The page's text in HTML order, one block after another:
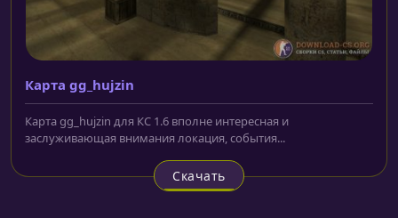
Карта gg_hujzin
Карта gg_hujzin для КС 1.6 вполне интересная и
заслуживающая внимания локация, события...
Скачать